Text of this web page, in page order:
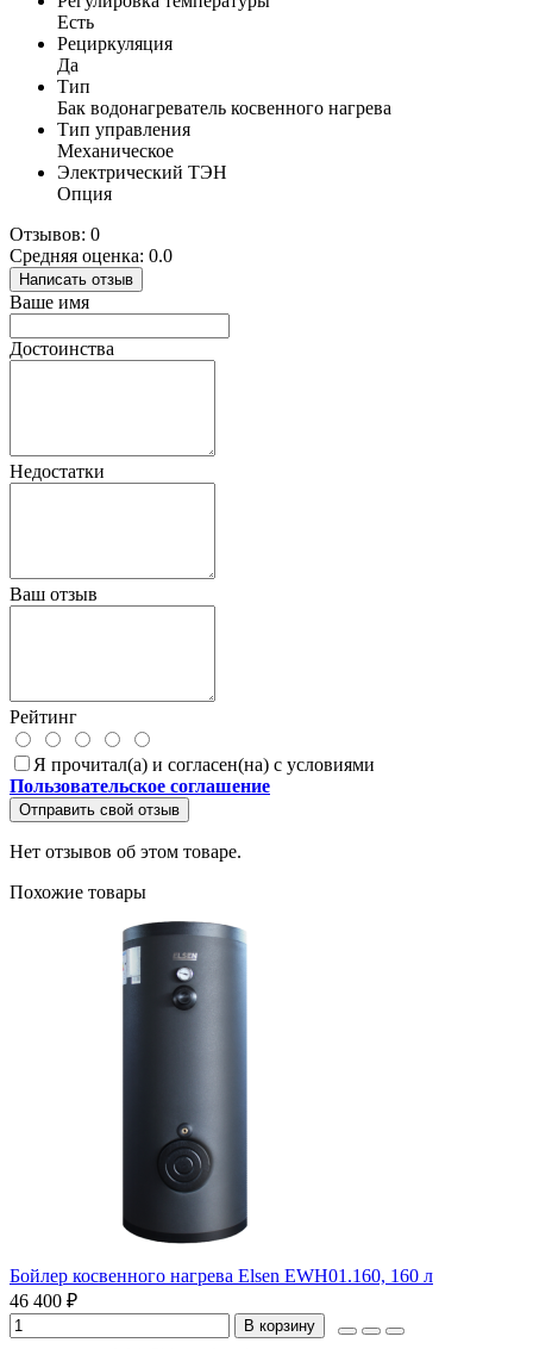
Есть
Рециркуляция
Да
Тип
Бак водонагреватель косвенного нагрева
Тип управления
Механическое
Электрический ТЭН
Опция
Отзывов: 0
Средняя оценка: 0.0
Написать отзыв
Ваше имя
Достоинства
Недостатки
Ваш отзыв
Рейтинг
Я прочитал(а) и согласен(на) с условиями
Пользовательское соглашение
Отправить свой отзыв
Нет отзывов об этом товаре.
Похожие товары
Бойлер косвенного нагрева Elsen EWH01.160, 160 л
46 400 ₽
В корзину